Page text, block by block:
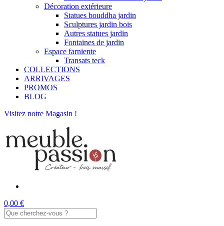
Décoration extérieure
Statues bouddha jardin
Sculptures jardin bois
Autres statues jardin
Fontaines de jardin
Espace farniente
Transats teck
COLLECTIONS
ARRIVAGES
PROMOS
BLOG
Visitez notre Magasin !
0,00 €